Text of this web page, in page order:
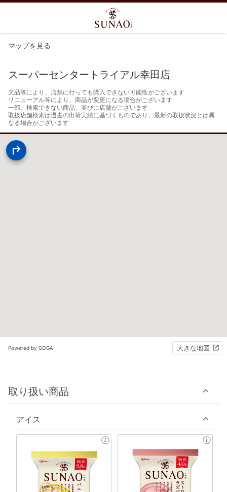
マップを見る
スーパーセンタートライアル幸田店
欠品等により、店舗に行っても購入できない可能性がございます
リニューアル等により、商品が変更になる場合がございます
一部、検索できない商品、並びに店舗がございます
取扱店舗検索は過去の出荷実績に基づくものであり、最新の取扱状況とは異
なる場合がございます
Powered by GOGA 大きな地図
取り扱い商品
アイス